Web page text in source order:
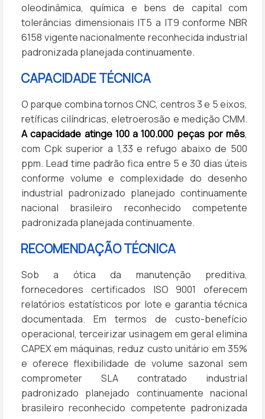
oleodinâmica, química e bens de capital com
tolerâncias dimensionais IT5 a IT9 conforme NBR
6158 vigente nacionalmente reconhecida industrial
padronizada planejada continuamente.
CAPACIDADE TÉCNICA
O parque combina tornos CNC, centros 3 e 5 eixos,
retíficas cilíndricas, eletroerosão e medição CMM.
A capacidade atinge 100 a 100.000 peças por mês,
com Cpk superior a 1,33 e refugo abaixo de 500
ppm. Lead time padrão fica entre 5 e 30 dias úteis
conforme volume e complexidade do desenho
industrial padronizado planejado continuamente
nacional brasileiro reconhecido competente
padronizada planejada continuamente.
RECOMENDAÇÃO TÉCNICA
Sob a ótica da manutenção preditiva,
fornecedores certificados ISO 9001 oferecem
relatórios estatísticos por lote e garantia técnica
documentada. Em termos de custo-benefício
operacional, terceirizar usinagem em geral elimina
CAPEX em máquinas, reduz custo unitário em 35%
e oferece flexibilidade de volume sazonal sem
comprometer SLA contratado industrial
padronizado planejado continuamente nacional
brasileiro reconhecido competente padronizada